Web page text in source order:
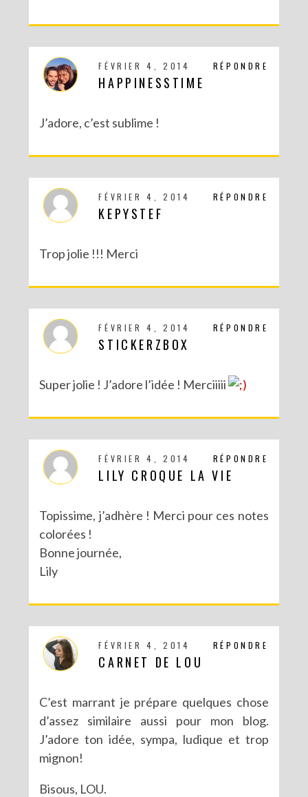
DIY – UN CALENDRIER DE L’AVENT TOUT EN IMAGES
RECETTES ET CRÉATIONS POUR DES FÊTES RÉUSSIES – CONCOURS
RÉPONDRE
FÉVRIER 4, 2014
HAPPINESSTIME
J’adore, c’est sublime !
RÉPONDRE
FÉVRIER 4, 2014
KEPYSTEF
Trop jolie !!! Merci
RÉPONDRE
FÉVRIER 4, 2014
STICKERZBOX
Super jolie ! J’adore l’idée ! Merciiiii
RÉPONDRE
FÉVRIER 4, 2014
LILY CROQUE LA VIE
Topissime, j’adhère ! Merci pour ces notes
colorées !
Bonne journée,
Lily
RÉPONDRE
FÉVRIER 4, 2014
CARNET DE LOU
C’est marrant je prépare quelques chose
d’assez similaire aussi pour mon blog.
J’adore ton idée, sympa, ludique et trop
mignon!
Bisous, LOU.